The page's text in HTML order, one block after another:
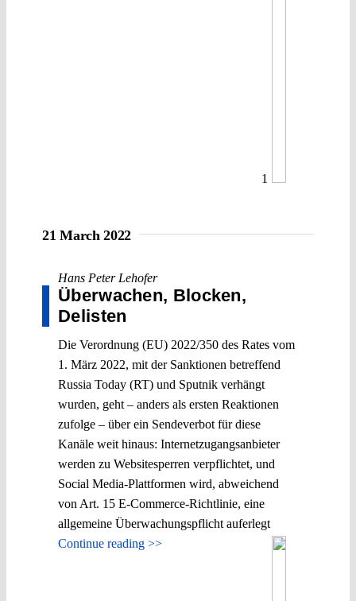
1
21 March 2022
Hans Peter Lehofer
Überwachen, Blocken,
Delisten
Die Verordnung (EU) 2022/350 des Rates vom
1. März 2022, mit der Sanktionen betreffend
Russia Today (RT) und Sputnik verhängt
wurden, geht – anders als ersten Reaktionen
zufolge – über ein Sendeverbot für diese
Kanäle weit hinaus: Internetzugangsanbieter
werden zu Websitesperren verpflichtet, und
Social Media-Plattformen wird, abweichend
von Art. 15 E-Commerce-Richtlinie, eine
allgemeine Überwachungspflicht auferlegt
Continue reading >>